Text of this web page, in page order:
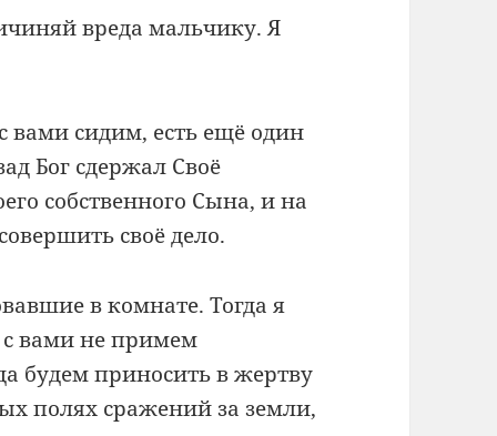
вреда мальчику. Я
сидим, есть ещё один
Бог сдержал Своё
собственного Сына, и на
своё дело.
в комнате. Тогда я
с вами не примем
будем приносить в жертву
полях сражений за земли,